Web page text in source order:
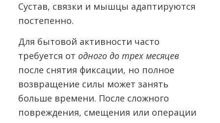
Сустав, связки и мышцы адаптируются
постепенно.
Для бытовой активности часто
требуется от одного до трех месяцев
после снятия фиксации, но полное
возвращение силы может занять
больше времени. После сложного
повреждения, смещения или операции